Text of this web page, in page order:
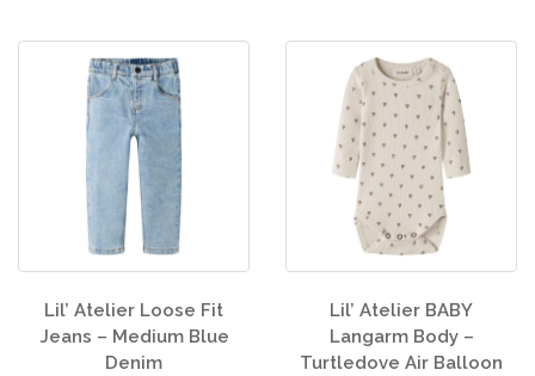
Lil’ Atelier Loose Fit
Jeans – Medium Blue
Denim
Lil’ Atelier BABY
Langarm Body –
Turtledove Air Balloon